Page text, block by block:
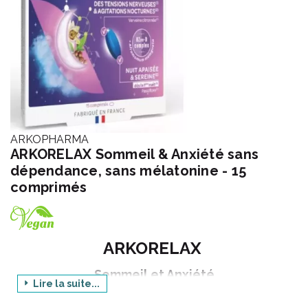
ARKOPHARMA
ARKORELAX Sommeil & Anxiété sans
dépendance, sans mélatonine - 15
comprimés
ARKORELAX
Sommeil et Anxiété
Lire la suite...